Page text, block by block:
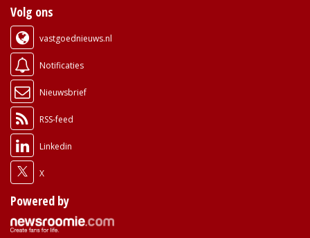
Volg ons
vastgoednieuws.nl
Notificaties
Nieuwsbrief
RSS-feed
Linkedin
X
Powered by